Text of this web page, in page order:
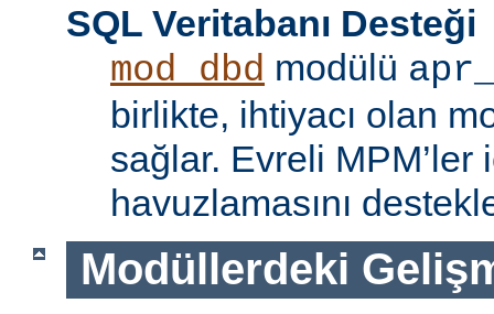
SQL Veritabanı Desteği
mod_dbd modülü
birlikte, ihtiyacı olan
sağlar. Evreli MPM’ler
havuzlamasını
Modüllerdeki